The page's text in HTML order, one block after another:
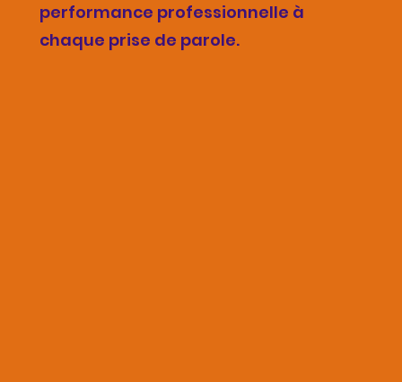
performance professionnelle à
chaque prise de parole.